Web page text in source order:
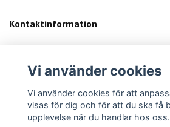
Kontaktinformation
Sociala medier
Vi använder cookies
Vi använder cookies för att
visas för dig och för att du ska få
upplevelse när du handlar hos oss.